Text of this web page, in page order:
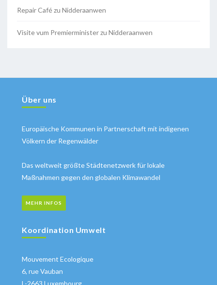
Repair Café zu Nidderaanwen
Visite vum Premierminister zu Nidderaanwen
Über uns
Europäische Kommunen in Partnerschaft mit indigenen
Völkern der Regenwälder
Das weltweit größte Städtenetzwerk für lokale
Maßnahmen gegen den globalen Klimawandel
MEHR INFOS
Koordination Umwelt
Mouvement Ecologique
6, rue Vauban